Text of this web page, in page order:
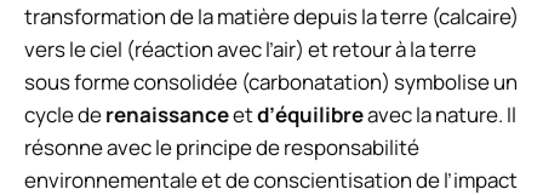
transformation de la matière depuis la terre (calcaire)
vers le ciel (réaction avec l’air) et retour à la terre
sous forme consolidée (carbonatation) symbolise un
cycle derenaissanceetd’équilibreavec la nature. Il
résonne avec le principe de responsabilité
environnementale et de conscientisation de l’impact